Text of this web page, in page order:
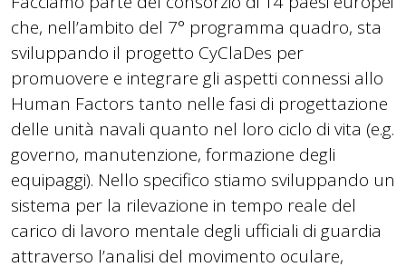
che, nell’ambito del 7° programma quadro, sta
sviluppando il progetto CyClaDes per
promuovere e integrare gli aspetti connessi allo
Human Factors tanto nelle fasi di progettazione
delle unità navali quanto nel loro ciclo di vita (e.g.
governo, manutenzione, formazione degli
equipaggi). Nello specifico stiamo sviluppando un
sistema per la rilevazione in tempo reale del
carico di lavoro mentale degli ufficiali di guardia
attraverso l’analisi del movimento oculare,